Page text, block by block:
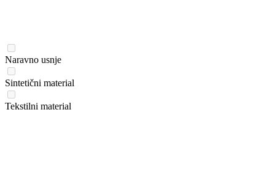
Naravno usnje
Sintetični material
Tekstilni material